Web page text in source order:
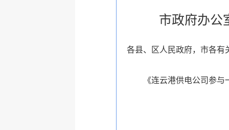
市政府办公
各县、区人民政府，市各有
《连云港供电公司参与一